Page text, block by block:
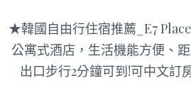
★韓國自由行住宿推薦_E7
公寓式酒店，生活機能方便、
出口步行2分鐘可到!可中文訂